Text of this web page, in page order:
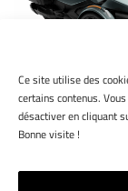
Ce site utilise des
certains contenus.
désactiver en cliquant
Bonne visite !
SPYDER RT
2026